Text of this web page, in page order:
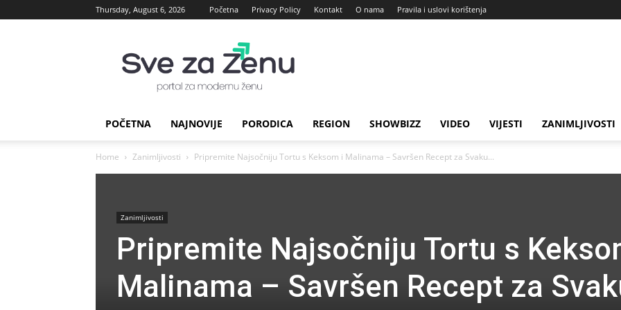
Thursday, August 6, 2026 Početna Privacy Policy Kontakt O nama Pravila i uslovi korištenja
za
Zenu
POČETNA NAJNOVIJE PORODICA REGION SHOWBIZZ VIDEO VIJESTI ZANIMLJIVOSTI
Home Zanimljivosti Pripremite Najsočniju Tortu s Keksom i Malinama – Savršen Recept za Svaku...
Zanimljivosti
Pripremite Najsočniju Tortu s
Malinama – Savršen Recept za